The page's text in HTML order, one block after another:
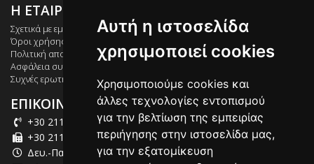
Η ΕΤΑΙΡΕΙΑ ΜΑΣ
Σχετικά με εμάς
Όροι χρήσης
Πολιτική απορρήτου
Ασφάλεια συναλλαγών
Συχνές ερωτήσεις
ΕΠΙΚΟΙΝΩΝΙΑ
+30 211 012 2003
+30 211 012 2004
Δευ.-Παρ.: 09:00-18:00
Αυτή η ιστοσελίδα
χρησιμοποιεί cookies
Χρησιμοποιούμε cookies και
άλλες τεχνολογίες εντοπισμού
για την βελτίωση της εμπειρίας
περιήγησης στην ιστοσελίδα μας,
για την εξατομίκευση